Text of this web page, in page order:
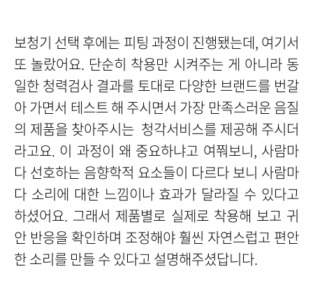
보청기 선택 후에는 피팅 과정이 진행됐는데, 여기서
또 놀랐어요. 단순히 착용만 시켜주는 게 아니라 동
일한 청력검사 결과를 토대로 다양한 브랜드를 번갈
아 가면서 테스트 해 주시면서 가장 만족스러운 음질
의 제품을 찾아주시는 청각서비스를 제공해 주시더
라고요. 이 과정이 왜 중요하냐고 여쭤보니, 사람마
다 선호하는 음향학적 요소들이 다르다 보니 사람마
다 소리에 대한 느낌이나 효과가 달라질 수 있다고
하셨어요. 그래서 제품별로 실제로 착용해 보고 귀
안 반응을 확인하며 조정해야 훨씬 자연스럽고 편안
한 소리를 만들 수 있다고 설명해주셨답니다.